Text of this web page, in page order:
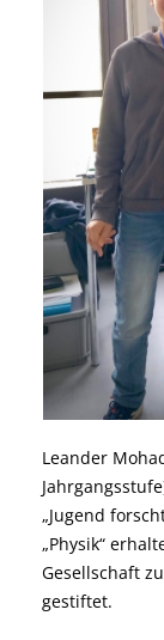
Leander
„Jugend
„Physik“
Gesellschaft
gestiftet.